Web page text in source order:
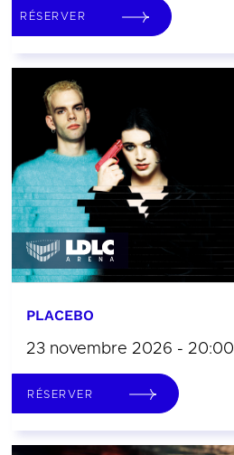
RÉSERVER
PLACEBO
23 novembre 2026 - 20:00
RÉSERVER